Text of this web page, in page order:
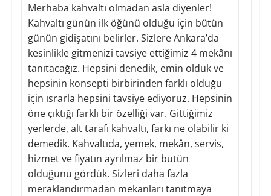
Merhaba kahvaltı olmadan asla diyenler!
Kahvaltı günün ilk öğünü olduğu için bütün
günün gidişatını belirler. Sizlere Ankara’da
kesinlikle gitmenizi tavsiye ettiğimiz 4 mekânı
tanıtacağız. Hepsini denedik, emin olduk ve
hepsinin konsepti birbirinden farklı olduğu
için ısrarla hepsini tavsiye ediyoruz. Hepsinin
öne çıktığı farklı bir özelliği var. Gittiğimiz
yerlerde, alt tarafı kahvaltı, farkı ne olabilir ki
demedik. Kahvaltıda, yemek, mekân, servis,
hizmet ve fiyatın ayrılmaz bir bütün
olduğunu gördük. Sizleri daha fazla
meraklandırmadan mekanları tanıtmaya